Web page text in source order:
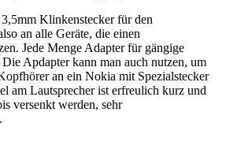
Klinkenstecker für den
an alle Geräte, die einen
Jede Menge Adapter für gängige
Apdapter kann man auch nutzen, um
an ein Nokia mit Spezialstecker
am Lautsprecher ist erfreulich kurz und
versenkt werden, sehr